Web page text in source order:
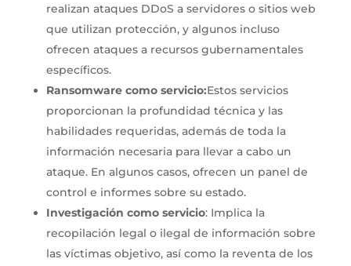
realizan ataques DDoS a servidores o sitios web
que utilizan protección, y algunos incluso
ofrecen ataques a recursos gubernamentales
específicos.
Ransomware como servicio:Estos servicios
proporcionan la profundidad técnica y las
habilidades requeridas, además de toda la
información necesaria para llevar a cabo un
ataque. En algunos casos, ofrecen un panel de
control e informes sobre su estado.
Investigación como servicio: Implica la
recopilación legal o ilegal de información sobre
las víctimas objetivo, así como la reventa de los